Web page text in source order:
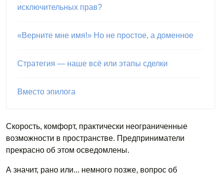
исключительных прав?
«Верните мне имя!» Но не простое, а доменное
Стратегия — наше всё или этапы сделки
Вместо эпилога
Скорость, комфорт, практически неограниченные
возможности в пространстве. Предприниматели
прекрасно об этом осведомлены.
А значит, рано или... немного позже, вопрос об